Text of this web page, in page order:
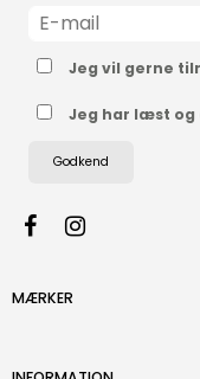
Jeg vil gerne
Jeg har læst
Godkend
MÆRKER